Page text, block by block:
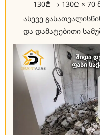
130₾ → 130₾ × 70
ასევე
და დამატებითი